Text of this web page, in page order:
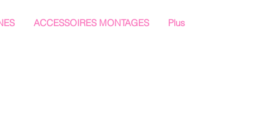
ACCESSOIRES MONTAGES Plus